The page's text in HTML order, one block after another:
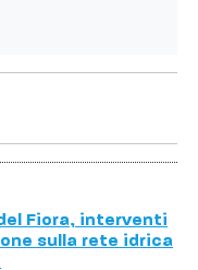
Fiora, interventi
sulla rete idrica